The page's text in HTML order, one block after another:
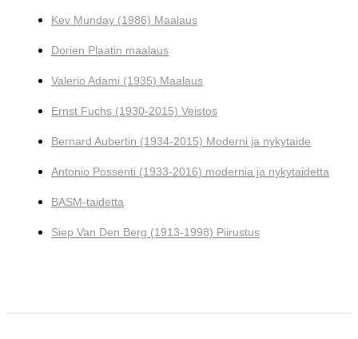
Kev Munday (1986) Maalaus
Dorien Plaatin maalaus
Valerio Adami (1935) Maalaus
Ernst Fuchs (1930-2015) Veistos
Bernard Aubertin (1934-2015) Moderni ja nykytaide
Antonio Possenti (1933-2016) modernia ja nykytaidetta
BASM-taidetta
Siep Van Den Berg (1913-1998) Piirustus